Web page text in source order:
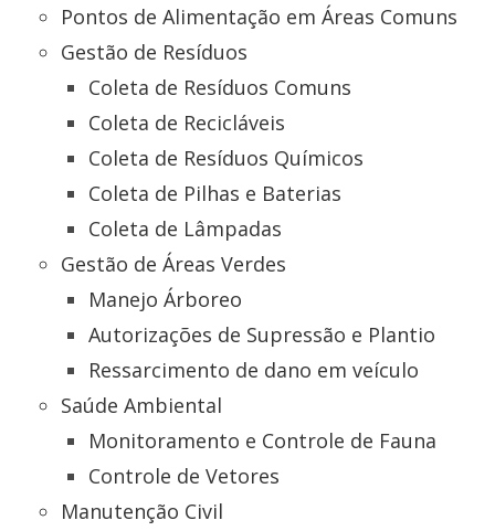
Pontos de Alimentação em Áreas Comuns
Gestão de Resíduos
Coleta de Resíduos Comuns
Coleta de Recicláveis
Coleta de Resíduos Químicos
Coleta de Pilhas e Baterias
Coleta de Lâmpadas
Gestão de Áreas Verdes
Manejo Árboreo
Autorizações de Supressão e Plantio
Ressarcimento de dano em veículo
Saúde Ambiental
Monitoramento e Controle de Fauna
Controle de Vetores
Manutenção Civil